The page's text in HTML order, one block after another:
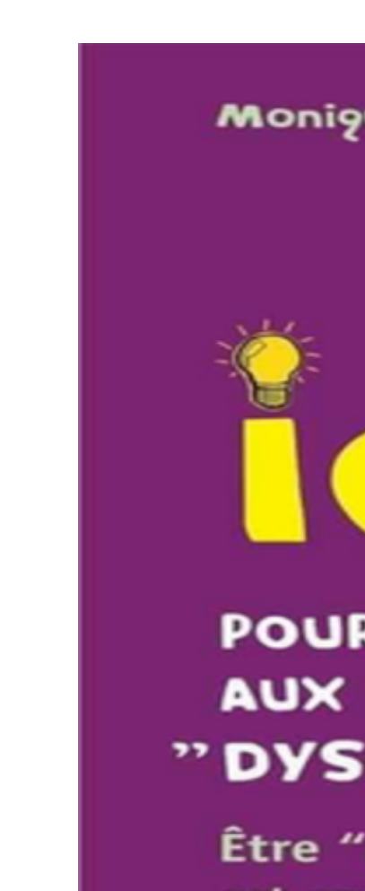
100 IDÉES
NOS JEUX ÉDUCATIFS